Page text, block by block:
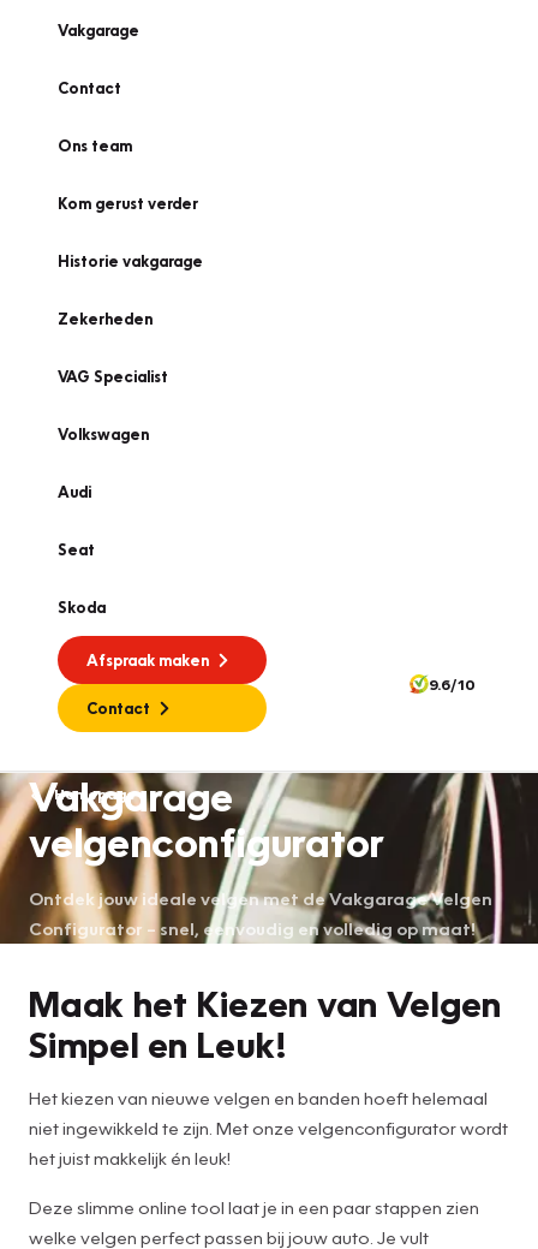
Vakgarage
Contact
Ons team
Kom gerust verder
Historie vakgarage
Zekerheden
VAG Specialist
Volkswagen
Audi
Seat
Skoda
Afspraak maken
Contact
9.6/10
Homepage
Vakgarage
velgenconfigurator
Ontdek jouw ideale velgen met de Vakgarage Velgen
Configurator – snel, eenvoudig en volledig op maat!
Maak het Kiezen van Velgen
Simpel en Leuk!
Het kiezen van nieuwe velgen en banden hoeft helemaal
niet ingewikkeld te zijn. Met onze velgenconfigurator wordt
het juist makkelijk én leuk!
Deze slimme online tool laat je in een paar stappen zien
welke velgen perfect passen bij jouw auto. Je vult